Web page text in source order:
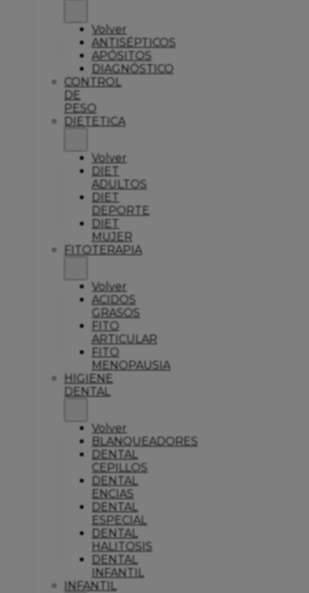
Volver
ANTISÉPTICOS
APÓSITOS
DIAGNÓSTICO
CONTROL
DE
PESO
DIETETICA
Volver
DIET
ADULTOS
DIET
DEPORTE
DIET
MUJER
FITOTERAPIA
Volver
ACIDOS
GRASOS
FITO
ARTICULAR
FITO
MENOPAUSIA
HIGIENE
DENTAL
Volver
BLANQUEADORES
DENTAL
CEPILLOS
DENTAL
ENCIAS
DENTAL
ESPECIAL
DENTAL
HALITOSIS
DENTAL
INFANTIL
INFANTIL